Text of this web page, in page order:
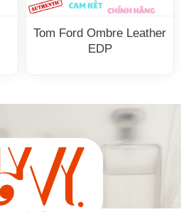
Tom Ford Ombre Leather
EDP